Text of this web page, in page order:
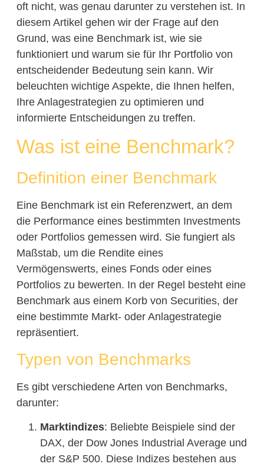
oft nicht, was genau darunter zu verstehen ist. In
diesem Artikel gehen wir der Frage auf den
Grund, was eine Benchmark ist, wie sie
funktioniert und warum sie für Ihr Portfolio von
entscheidender Bedeutung sein kann. Wir
beleuchten wichtige Aspekte, die Ihnen helfen,
Ihre Anlagestrategien zu optimieren und
informierte Entscheidungen zu treffen.
Was ist eine Benchmark?
Definition einer Benchmark
Eine Benchmark ist ein Referenzwert, an dem
die Performance eines bestimmten Investments
oder Portfolios gemessen wird. Sie fungiert als
Maßstab, um die Rendite eines
Vermögenswerts, eines Fonds oder eines
Portfolios zu bewerten. In der Regel besteht eine
Benchmark aus einem Korb von Securities, der
eine bestimmte Markt- oder Anlagestrategie
repräsentiert.
Typen von Benchmarks
Es gibt verschiedene Arten von Benchmarks,
darunter:
Marktindizes: Beliebte Beispiele sind der
DAX, der Dow Jones Industrial Average und
der S&P 500. Diese Indizes bestehen aus